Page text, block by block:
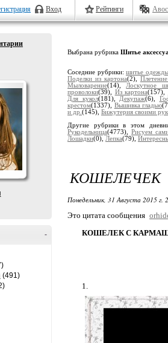
Вход Рейтинги
-
(491)
Выбрана рубрика Шитье
Соседние рубрики:шитье одежды
Поделки из картона(2),
Мыловарение(14), Лоскутное
проволоки(39), Из картона(157),
Для кукол(181), Декупаж(6),
крестом(1337), Вышивка гладью
и др. (145), Бижутерия своими
Другие рубрики в этом
Рукодельница(4773), Рисуем
Лошадки(0), Лепка(79),
КОШЕЛЕЧЕК
Понедельник, 31 Августа 2015 г.
Это цитата сообщения
КОШЕЛЕК С
1.